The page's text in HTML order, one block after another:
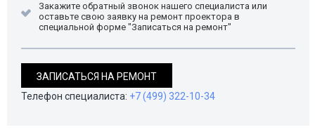
Закажите обратный звонок нашего специалиста или
оставьте свою заявку на ремонт проектора в
специальной форме "Записаться на ремонт"
ЗАПИСАТЬСЯ НА РЕМОНТ
Телефон специалиста: +7 (499) 322-10-34